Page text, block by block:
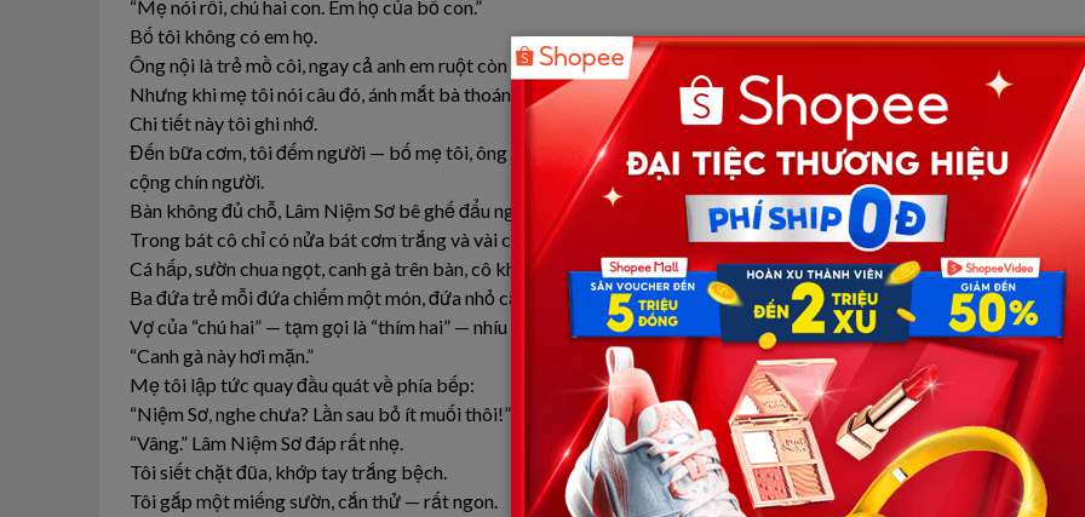
“Mẹ nói rồi, chú hai con. Em họ của bố con.”
Bố tôi không có em họ.
Ông nội là trẻ mồ côi, ngay cả anh em ruột còn không có, lấy đâu ra họ hàng.
Nhưng khi mẹ tôi nói câu đó, ánh mắt bà thoáng liếc về phía cửa sổ rồi lập tức thu lại.
Chi tiết này tôi ghi nhớ.
Đến bữa cơm, tôi đếm người — bố mẹ tôi, ông “chú hai”, vợ ông ta, ba đứa trẻ, tôi và Lâm Niệm Sơ. Tổng
cộng chín người.
Bàn không đủ chỗ, Lâm Niệm Sơ bê ghế đẩu ngồi ăn ở cửa bếp.
Trong bát cô chỉ có nửa bát cơm trắng và vài cọng rau xanh.
Cá hấp, sườn chua ngọt, canh gà trên bàn, cô không động đũa.
Ba đứa trẻ mỗi đứa chiếm một món, đứa nhỏ cắn hai miếng đùi gà rồi vứt xuống bàn, chê không ngon.
Vợ của “chú hai” — tạm gọi là “thím hai” — nhíu mày:
“Canh gà này hơi mặn.”
Mẹ tôi lập tức quay đầu quát về phía bếp:
“Niệm Sơ, nghe chưa? Lần sau bỏ ít muối thôi!”
“Vâng.” Lâm Niệm Sơ đáp rất nhẹ.
Tôi siết chặt đũa, khớp tay trắng bệch.
Tôi gắp một miếng sườn, cắn thử — rất ngon.